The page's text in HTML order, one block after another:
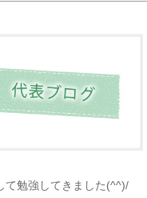
て勉強してきました(^^)/